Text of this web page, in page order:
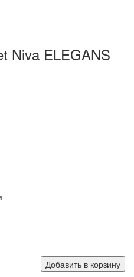
Niva ELEGANS
Добавить в корзину